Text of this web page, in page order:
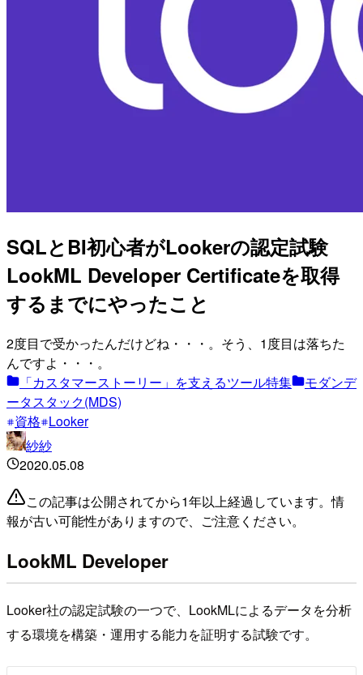
SQLとBI初心者がLookerの認定試験
LookML Developer Certificateを取得
するまでにやったこと
2度目で受かったんだけどね・・・。そう、1度目は落ちた
んですよ・・・。
「カスタマーストーリー」を支えるツール特集
モダンデ
ータスタック(MDS)
資格 Looker
紗紗
2020.05.08
この記事は公開されてから1年以上経過しています。情
報が古い可能性がありますので、ご注意ください。
LookML Developer
Looker社の認定試験の一つで、LookMLによるデータを分析
する環境を構築・運用する能力を証明する試験です。